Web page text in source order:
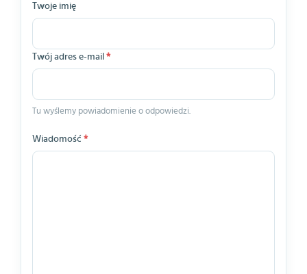
Twoje imię
Twój adres e-mail *
Tu wyślemy powiadomienie o odpowiedzi.
Wiadomość *